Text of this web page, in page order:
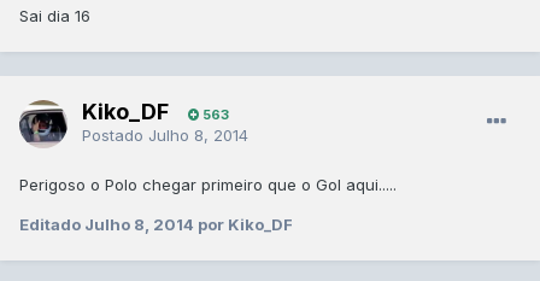
Sai dia 16
Kiko_DF 563
Postado Julho 8, 2014
Perigoso o Polo chegar primeiro que o Gol aqui.....
Editado Julho 8, 2014 por Kiko_DF